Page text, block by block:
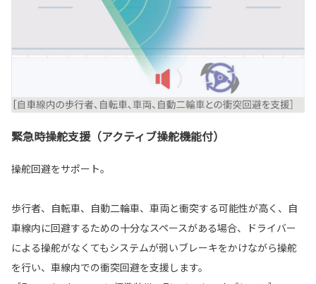
緊急時操舵支援（アクティブ操舵機能付）
操舵回避をサポート。
歩行者、自転車、自動二輪車、車両と衝突する可能性が高く、自
車線内に回避するための十分なスペースがある場合、ドライバー
による操舵がなくてもシステムが弱いブレーキをかけながら操舵
を行い、車線内での衝突回避を支援します。